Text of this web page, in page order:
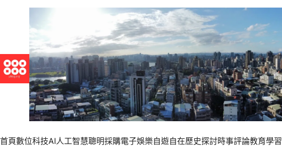
首頁數位科技AI人工智慧聰明採購電子娛樂自遊自在歷史探討時事評論教育學習